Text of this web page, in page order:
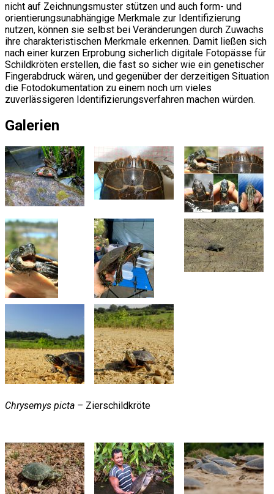
nicht auf Zeichnungsmuster stützen und auch form- und
orientierungsunabhängige Merkmale zur Identifizierung
nutzen, können sie selbst bei Veränderungen durch Zuwachs
ihre charakteristischen Merkmale erkennen. Damit ließen sich
nach einer kurzen Erprobung sicherlich digitale Fotopässe für
Schildkröten erstellen, die fast so sicher wie ein genetischer
Fingerabdruck wären, und gegenüber der derzeitigen Situation
die Fotodokumentation zu einem noch um vieles
zuverlässigeren Identifizierungsverfahren machen würden.
Galerien
Chrysemys picta – Zierschildkröte